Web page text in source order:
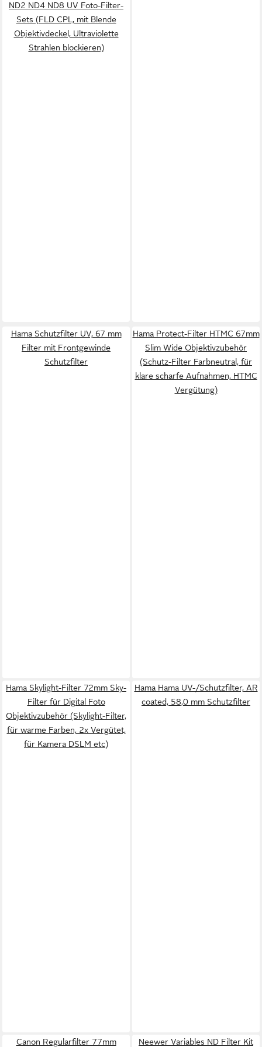
ND2 ND4 ND8 UV Foto-Filter-
Sets (FLD CPL, mit Blende
Objektivdeckel, Ultraviolette
Strahlen blockieren)
Hama Schutzfilter UV, 67 mm
Filter mit Frontgewinde
Schutzfilter
Hama Protect-Filter HTMC 67mm
Slim Wide Objektivzubehör
(Schutz-Filter Farbneutral, für
klare scharfe Aufnahmen, HTMC
Vergütung)
Hama Skylight-Filter 72mm Sky-
Filter für Digital Foto
Objektivzubehör (Skylight-Filter,
für warme Farben, 2x Vergütet,
für Kamera DSLM etc)
Hama Hama UV-/Schutzfilter, AR
coated, 58,0 mm Schutzfilter
Canon Regularfilter 77mm Neewer Variables ND Filter Kit